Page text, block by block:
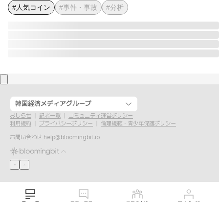
#人気コイン #事件・事故 #分析
韓国経済メディアグループ
おしらせ 記者一覧
コミュニティ運営ポリシー
利用規約
プライバシーポリシー
倫理規範・青少年保護ポリシー
お問い合わせ help@bloomingbit.io